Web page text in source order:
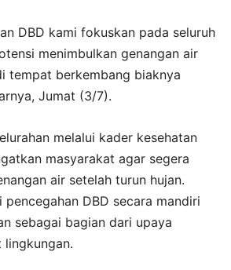
DBD kami fokuskan pada seluruh
menimbulkan genangan air
tempat berkembang biaknya
Jumat (3/7).
melalui kader kesehatan
masyarakat agar segera
air setelah turun hujan.
pencegahan DBD secara mandiri
sebagai bagian dari upaya